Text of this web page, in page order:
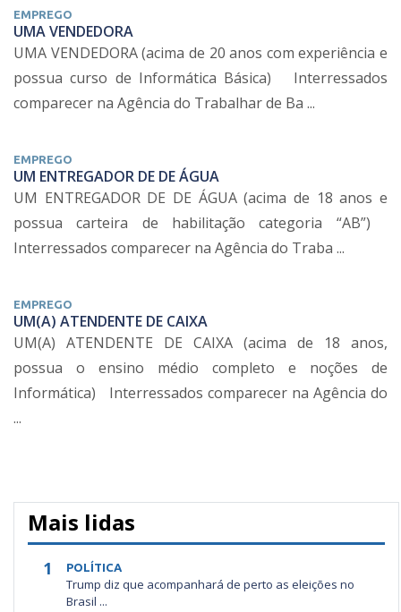
EMPREGO
UMA VENDEDORA
UMA VENDEDORA (acima de 20 anos com experiência e
possua curso de Informática Básica) Interressados
comparecer na Agência do Trabalhar de Ba ...
EMPREGO
UM ENTREGADOR DE DE ÁGUA
UM ENTREGADOR DE DE ÁGUA (acima de 18 anos e
possua carteira de habilitação categoria “AB”)
Interressados comparecer na Agência do Traba ...
EMPREGO
UM(A) ATENDENTE DE CAIXA
UM(A) ATENDENTE DE CAIXA (acima de 18 anos,
possua o ensino médio completo e noções de
Informática) Interressados comparecer na Agência do
...
Mais lidas
1 POLÍTICA
Trump diz que acompanhará de perto as eleições no
Brasil ...